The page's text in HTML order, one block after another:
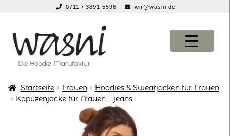
0711 / 3891 5596 wir@wasni.de
Navigation
springen
Inhalt
springen
KONFIGURATOR
KONFIGURATOR
Startseite Frauen
Hoodies & Sweatjacken für Frauen
Kapuzenjacke für Frauen – jeans